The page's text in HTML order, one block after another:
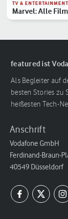
TV & ENTERTAINMENT
Marvel: Alle
Reihenfolge
featured ist
Als Begleiter auf
besten Stories zu
heißesten Tech-
Anschrift
Vodafone GmbH
Ferdinand-Braun-
40549 Düsseldorf